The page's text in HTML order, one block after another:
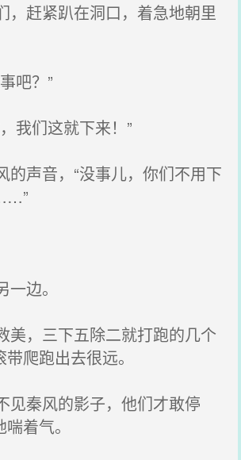
赶紧趴在洞口，着急地朝里
吧？”
我们这就下来！”
声音，“没事儿，你们不用下
边。
，三下五除二就打跑的几个
爬跑出去很远。
秦风的影子，他们才敢停
着气。